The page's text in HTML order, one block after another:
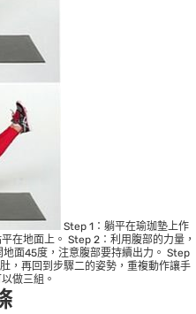
Step 1：躺平在瑜珈墊上作
在地面上。 Step 2：利用腹部的力量，
面45度，注意腹部要持續出力。 Step
，再回到步驟二的姿勢，重複動作讓手
做三組。